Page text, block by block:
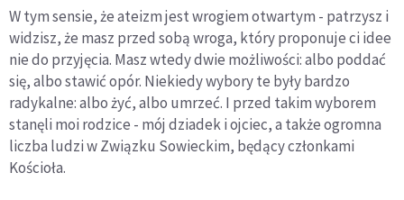
W tym sensie, że ateizm jest wrogiem otwartym - patrzysz i
widzisz, że masz przed sobą wroga, który proponuje ci idee
nie do przyjęcia. Masz wtedy dwie możliwości: albo poddać
się, albo stawić opór. Niekiedy wybory te były bardzo
radykalne: albo żyć, albo umrzeć. I przed takim wyborem
stanęli moi rodzice - mój dziadek i ojciec, a także ogromna
liczba ludzi w Związku Sowieckim, będący członkami
Kościoła.